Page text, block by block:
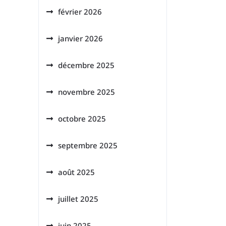
février 2026
janvier 2026
décembre 2025
novembre 2025
octobre 2025
septembre 2025
août 2025
juillet 2025